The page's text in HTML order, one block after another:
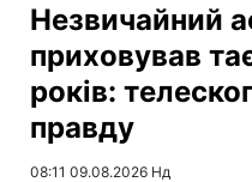
Незвичайний
приховував
років:
правду
08:11 09.08.2026 Нд